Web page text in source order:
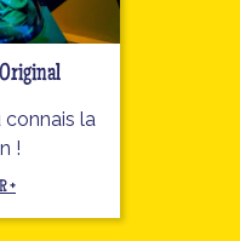
la
!
+